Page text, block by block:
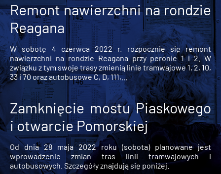
Remont nawierzchni na rondzie
Reagana
W sobotę 4 czerwca 2022 r. rozpocznie się remont
nawierzchni na rondzie Reagana przy peronie 1 i 2. W
związku z tym swoje trasy zmienią linie tramwajowe 1, 2, 10,
33 i 70 oraz autobusowe C, D, 111,...
Zamknięcie mostu Piaskowego
i otwarcie Pomorskiej
Od dnia 28 maja 2022 roku (sobota) planowane jest
wprowadzenie zmian tras linii tramwajowych i
autobusowych. Szczegóły znajdują się poniżej.